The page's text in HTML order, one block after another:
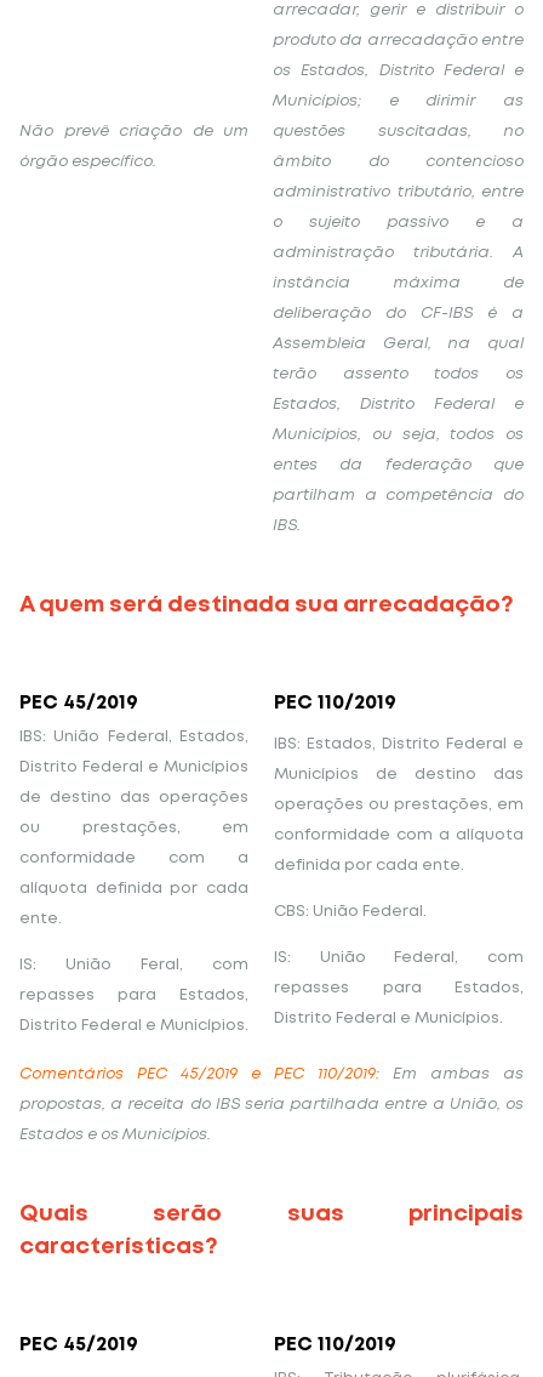
Não prevê criação de um
órgão específico.
arrecadar, gerir e distribuir o
produto da arrecadação entre
os Estados, Distrito Federal e
Municípios; e dirimir as
questões suscitadas, no
âmbito do contencioso
administrativo tributário, entre
o sujeito passivo e a
administração tributária. A
instância máxima de
deliberação do CF-IBS é a
Assembleia Geral, na qual
terão assento todos os
Estados, Distrito Federal e
Municípios, ou seja, todos os
entes da federação que
partilham a competência do
IBS.
A quem será destinada sua arrecadação?
PEC 45/2019 PEC 110/2019
IBS: União Federal, Estados,
Distrito Federal e Municípios
de destino das operações
ou prestações, em
conformidade com a
alíquota definida por cada
ente.
IS: União Feral, com
repasses para Estados,
Distrito Federal e Municípios.
IBS: Estados, Distrito Federal e
Municípios de destino das
operações ou prestações, em
conformidade com a alíquota
definida por cada ente.
CBS: União Federal.
IS: União Federal, com
repasses para Estados,
Distrito Federal e Municípios.
Comentários PEC 45/2019 e PEC 110/2019: Em ambas as
propostas, a receita do IBS seria partilhada entre a União, os
Estados e os Municípios.
Quais serão suas principais
características?
PEC 45/2019 PEC 110/2019